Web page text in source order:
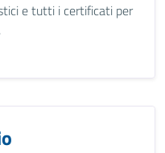
e tutti i certificati per